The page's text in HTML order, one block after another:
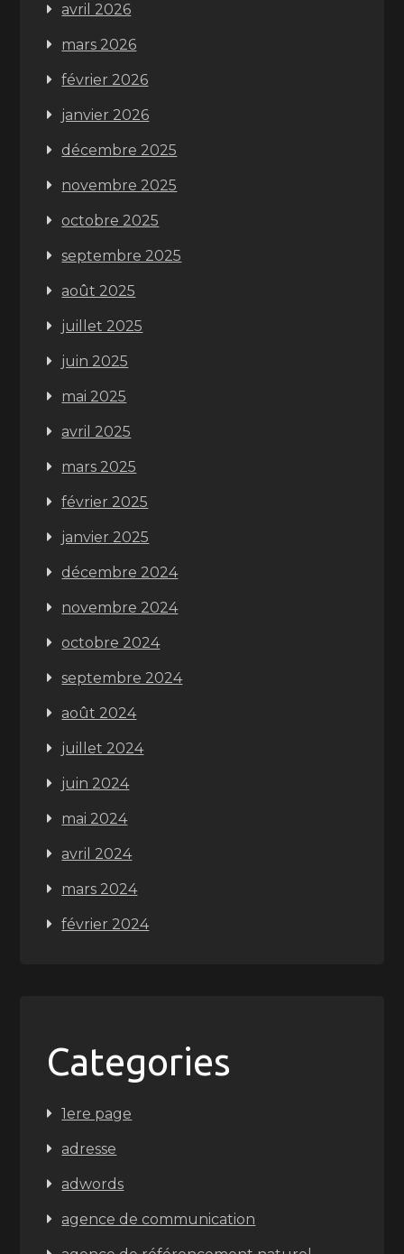
avril 2026
mars 2026
février 2026
janvier 2026
décembre 2025
novembre 2025
octobre 2025
septembre 2025
août 2025
juillet 2025
juin 2025
mai 2025
avril 2025
mars 2025
février 2025
janvier 2025
décembre 2024
novembre 2024
octobre 2024
septembre 2024
août 2024
juillet 2024
juin 2024
mai 2024
avril 2024
mars 2024
février 2024
Categories
1ere page
adresse
adwords
agence de communication